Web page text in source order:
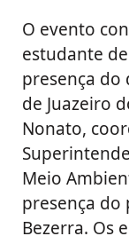
O evento
estudante
presença do
de Juazeiro
Nonato,
Meio
presença do
Bezerra. Os